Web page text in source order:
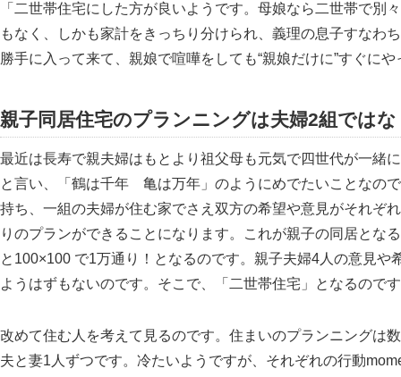
二世帯住宅にした方が良いようです。母娘なら二世帯で別
もなく、しかも家計をきっちり分けられ、義理の息子すなわ
勝手に入って来て、親娘で喧嘩をしても“親娘だけに”すぐに
親子同居住宅のプランニングは夫婦2組では
最近は長寿で親夫婦はもとより祖父母も元気で四世代が一緒
と言い、
鶴は千年 亀は万年
のようにめでたいことなの
持ち、一組の夫婦が住む家でさえ双方の希望や意見がそれぞ
りのプランができることになります。これが親子の同居とな
と100×100 で1万通り！となるのです。親子夫婦4人の意見
ようはずもないのです。そこで、
二世帯住宅 となるので
改めて住む人を考えて見るのです。住まいのプランニングは
夫と妻1人ずつです。冷たいようですが、それぞれの行動